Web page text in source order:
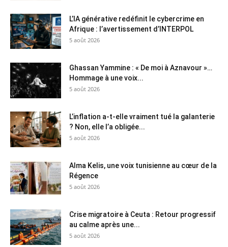
L’IA générative redéfinit le cybercrime en
Afrique : l’avertissement d’INTERPOL
5 août 2026
Ghassan Yammine : « De moi à Aznavour »…
Hommage à une voix...
5 août 2026
L’inflation a-t-elle vraiment tué la galanterie
? Non, elle l’a obligée...
5 août 2026
Alma Kelis, une voix tunisienne au cœur de la
Régence
5 août 2026
Crise migratoire à Ceuta : Retour progressif
au calme après une...
5 août 2026